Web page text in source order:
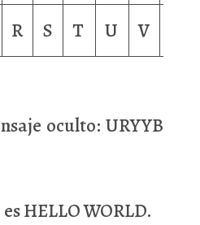
R S T U V
oculto: URYYB
HELLO WORLD.